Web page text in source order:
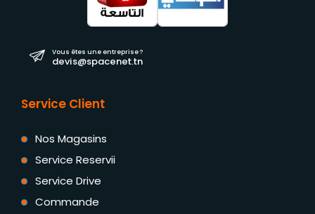
Vous êtes une entreprise ?
devis@spacenet.tn
Service Client
Nos Magasins
Service Reservii
Service Drive
Commande